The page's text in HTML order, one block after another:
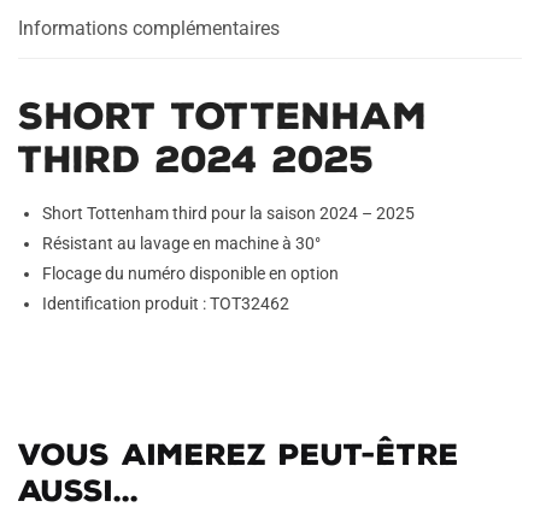
Informations complémentaires
Short Tottenham
Third 2024 2025
Short Tottenham third pour la saison 2024 – 2025
Résistant au lavage en machine à 30°
Flocage du numéro disponible en option
Identification produit : TOT32462
Vous aimerez peut-être
aussi...